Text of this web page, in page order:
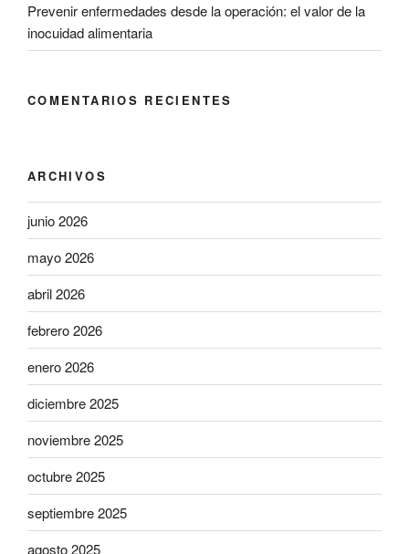
Prevenir enfermedades desde la operación: el valor de la
inocuidad alimentaria
COMENTARIOS RECIENTES
ARCHIVOS
junio 2026
mayo 2026
abril 2026
febrero 2026
enero 2026
diciembre 2025
noviembre 2025
octubre 2025
septiembre 2025
agosto 2025